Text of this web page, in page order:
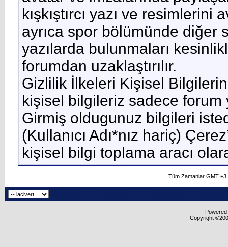
kışkıştırcı yazı ve
ayrıca spor bölümünde diğer
yazılarda bulunmaları
forumdan uzaklaştırılır.
Gizlilik İlkeleri Kişisel
kişisel bilgileriz sadece
Girmiş oldugunuz bilgileri
(Kullanıcı Adı*nız hariç)
kişisel bilgi toplama aracı
Tüm Zamanlar GMT
Copyright